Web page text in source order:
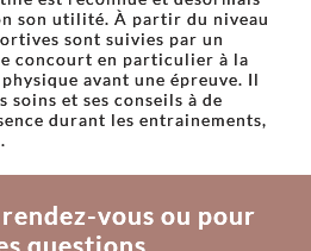
son utilité. À partir du niveau
sont suivies par un
concourt en particulier à la
avant une épreuve. Il
soins et ses conseils à de
durant les entrainements,
vous ou pour
questions